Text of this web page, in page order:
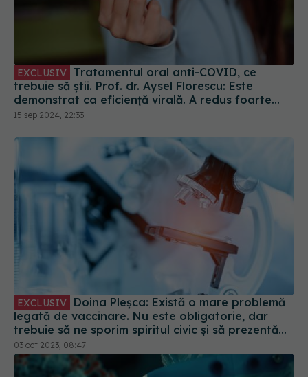
EXCLUSIV
trebuie să știi. Prof. dr. Aysel Florescu: Este
demonstrat ca eficiență virală. A redus foarte
mult riscul de spitalizare
15 sep 2024, 22:33
EXCLUSIV
legată de vaccinare. Nu este obligatorie, dar
trebuie să ne sporim spiritul civic și să prezentăm
corect minusurile și plusurile fiecărui vaccin
03 oct 2023, 08:47